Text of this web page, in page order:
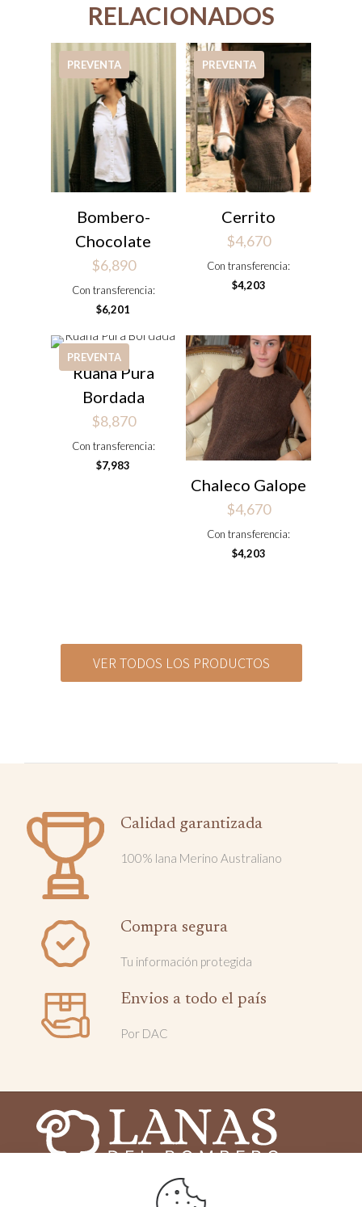
RELACIONADOS
PREVENTA
Bombero-
Chocolate
$6,890
Con transferencia:
$6,201
PREVENTA
Cerrito
$4,670
Con transferencia:
$4,203
PREVENTA
Ruana Pura
Bordada
$8,870
Con transferencia:
$7,983
Chaleco Galope
$4,670
Con transferencia:
$4,203
VER TODOS LOS PRODUCTOS
Calidad garantizada
100% lana Merino Australiano
Compra segura
Tu información protegida
Envios a todo el país
Por DAC